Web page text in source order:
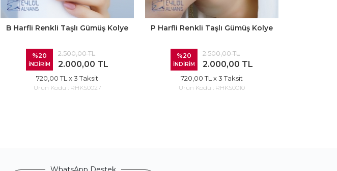
B Harfli Renkli Taşlı Gümüş Kolye
%20
İNDİRİM
2.500,00 TL
2.000,00 TL
720,00 TL x 3 Taksit
Ürün Kodu : RHKS0027
P Harfli Renkli Taşlı Gümüş Kolye
%20
İNDİRİM
2.500,00 TL
2.000,00 TL
720,00 TL x 3 Taksit
Ürün Kodu : RHKS0010